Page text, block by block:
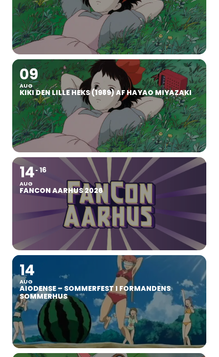
09
AUG
KIKI DEN LILLE HEKS (1989) AF HAYAO MIYAZAKI
14
AUG
16
FANCON AARHUS 2026
14
AUG
AIODENSE – SOMMERFEST I FORMANDENS
SOMMERHUS